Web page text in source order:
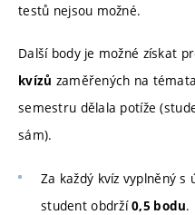
testů nejsou možné.
Další body je možné získat
kvízů zaměřených na
semestru dělala potíže
sám).
Za každý kvíz vyplněný
student obdrží0,5 bodu.